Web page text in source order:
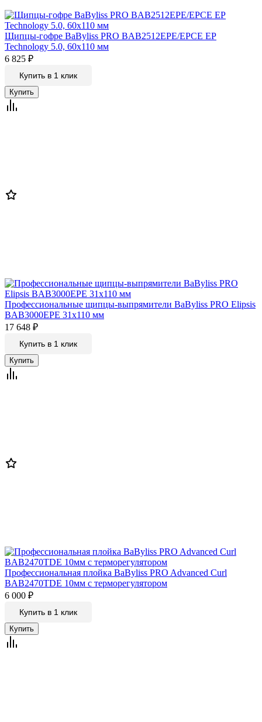
Щипцы-гофре BaByliss PRO BAB2512EPE/EPCE EP
Technology 5.0, 60х110 мм
6 825 ₽
Купить в 1 клик
Профессиональные щипцы-выпрямители BaByliss PRO Elipsis
BAB3000EPE 31х110 мм
17 648 ₽
Купить в 1 клик
Профессиональная плойка BaByliss PRO Advanced Curl
BAB2470TDE 10мм c терморегулятором
6 000 ₽
Купить в 1 клик